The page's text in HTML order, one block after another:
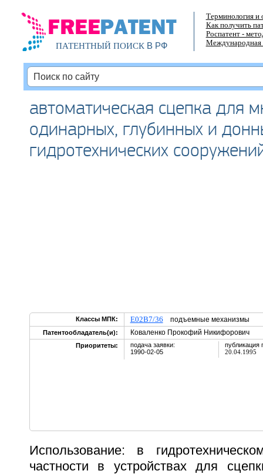
ПАТЕНТНЫЙ ПОИСКВ РФ
Терминология и
Как получить
Роспатент -
Международная
автоматическая сцепка для
одинарных, глубинных и
гидротехнических
Классы МПК: E02B7/36 подъемные механизмы
Патентообладатель(и): Коваленко Прокофий Никифорович
Приоритеты:
подача заявки:
1990-02-05
публикация
20.04.1995
Использование: в
частности в устройствах для